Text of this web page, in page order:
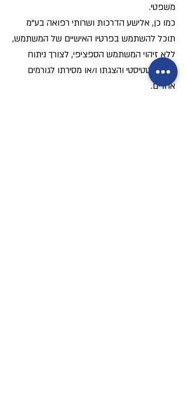
משפטי.
כמו כן, אלישע הדרכות ושרותי רפואה בע"מ
תוכל להשתמש בפרטיו האישיים של המשתמש,
ללא זיהוי המשתמש הספציפי, לצורך ניתוח
מידע סטטיסטי והצגתו ו/או מסירתו לגורמים
אחרים.